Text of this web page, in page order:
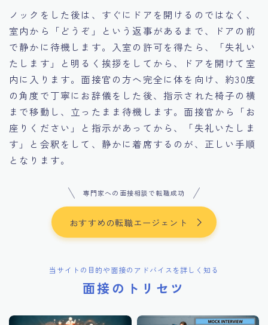
ノックをした後は、すぐにドアを開けるのではなく、
室内から「どうぞ」という返事があるまで、ドアの前
で静かに待機します。入室の許可を得たら、「失礼い
たします」と明るく挨拶をしてから、ドアを開けて室
内に入ります。面接官の方へ完全に体を向け、約30度
の角度で丁寧にお辞儀をした後、指示された椅子の横
まで移動し、立ったまま待機します。面接官から「お
座りください」と指示があってから、「失礼いたしま
す」と会釈をして、静かに着席するのが、正しい手順
となります。
専門家への面接相談で転職成功
おすすめの転職エージェント
当サイトの目的や面接のアドバイスを詳しく知る
面接のトリセツ